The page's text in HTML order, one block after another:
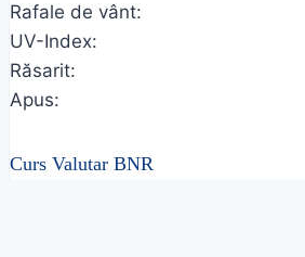
Rafale de vânt:
UV-Index:
Răsarit:
Apus:
Curs Valutar BNR